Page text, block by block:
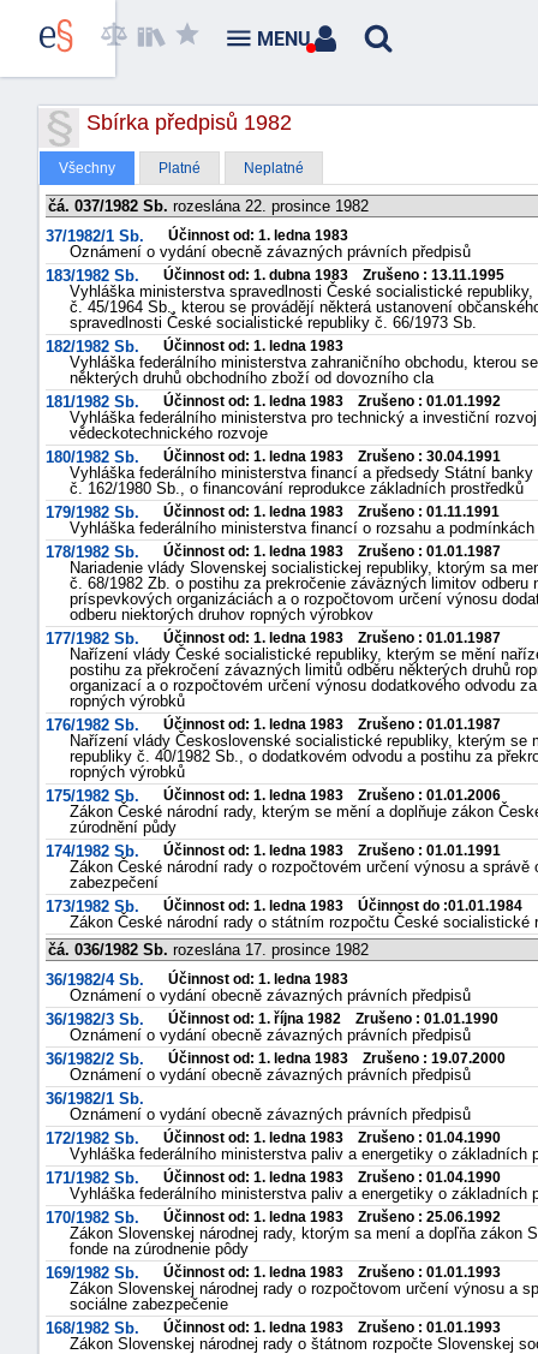
Sbírka předpisů 1982
Všechny Platné Neplatné
čá. 037/1982 Sb. rozeslána 22. prosince 1982
37/1982/1 Sb.
Účinnost od: 1. ledna 1983
Oznámení o vydání obecně závazných právních předpisů
183/1982 Sb.
Účinnost od: 1. dubna 1983 Zrušeno : 13.11.1995
Vyhláška ministerstva spravedlnosti České socialistické
č. 45/1964 Sb., kterou se provádějí některá ustanovení
spravedlnosti České socialistické republiky č. 66/1973 Sb.
182/1982 Sb.
Účinnost od: 1. ledna 1983
Vyhláška federálního ministerstva zahraničního obchodu, kterou
některých druhů obchodního zboží od dovozního cla
181/1982 Sb.
Účinnost od: 1. ledna 1983 Zrušeno : 01.01.1992
Vyhláška federálního ministerstva pro technický a investiční
vědeckotechnického rozvoje
180/1982 Sb.
Účinnost od: 1. ledna 1983 Zrušeno : 30.04.1991
Vyhláška federálního ministerstva financí a předsedy Státní
č. 162/1980 Sb., o financování reprodukce základních prostředků
179/1982 Sb.
Účinnost od: 1. ledna 1983 Zrušeno : 01.11.1991
Vyhláška federálního ministerstva financí o rozsahu a
178/1982 Sb.
Účinnost od: 1. ledna 1983 Zrušeno : 01.01.1987
Nariadenie vlády Slovenskej socialistickej republiky, ktorým sa
č. 68/1982 Zb. o postihu za prekročenie záväzných limitov
príspevkových organizáciách a o rozpočtovom určení výnosu
odberu niektorých druhov ropných výrobkov
177/1982 Sb.
Účinnost od: 1. ledna 1983 Zrušeno : 01.01.1987
Nařízení vlády České socialistické republiky, kterým se mění
postihu za překročení závazných limitů odběru některých druhů
organizací a o rozpočtovém určení výnosu dodatkového odvodu
ropných výrobků
176/1982 Sb.
Účinnost od: 1. ledna 1983 Zrušeno : 01.01.1987
Nařízení vlády Československé socialistické republiky, kterým
republiky č. 40/1982 Sb., o dodatkovém odvodu a postihu za
ropných výrobků
175/1982 Sb.
Účinnost od: 1. ledna 1983 Zrušeno : 01.01.2006
Zákon České národní rady, kterým se mění a doplňuje zákon
zúrodnění půdy
174/1982 Sb.
Účinnost od: 1. ledna 1983 Zrušeno : 01.01.1991
Zákon České národní rady o rozpočtovém určení výnosu a
zabezpečení
173/1982 Sb.
Účinnost od: 1. ledna 1983 Účinnost do :01.01.1984
Zákon České národní rady o státním rozpočtu České socialistické
čá. 036/1982 Sb. rozeslána 17. prosince 1982
36/1982/4 Sb.
Účinnost od: 1. ledna 1983
Oznámení o vydání obecně závazných právních předpisů
36/1982/3 Sb.
Účinnost od: 1. října 1982 Zrušeno : 01.01.1990
Oznámení o vydání obecně závazných právních předpisů
36/1982/2 Sb.
Účinnost od: 1. ledna 1983 Zrušeno : 19.07.2000
Oznámení o vydání obecně závazných právních předpisů
36/1982/1 Sb.
Oznámení o vydání obecně závazných právních předpisů
172/1982 Sb.
Účinnost od: 1. ledna 1983 Zrušeno : 01.04.1990
Vyhláška federálního ministerstva paliv a energetiky o základních
171/1982 Sb.
Účinnost od: 1. ledna 1983 Zrušeno : 01.04.1990
Vyhláška federálního ministerstva paliv a energetiky o základních
170/1982 Sb.
Účinnost od: 1. ledna 1983 Zrušeno : 25.06.1992
Zákon Slovenskej národnej rady, ktorým sa mení a dopľňa zákon
fonde na zúrodnenie pôdy
169/1982 Sb.
Účinnost od: 1. ledna 1983 Zrušeno : 01.01.1993
Zákon Slovenskej národnej rady o rozpočtovom určení výnosu a
sociálne zabezpečenie
168/1982 Sb.
Účinnost od: 1. ledna 1983 Zrušeno : 01.01.1993
Zákon Slovenskej národnej rady o štátnom rozpočte Slovenskej
MENU
náhrady
škody